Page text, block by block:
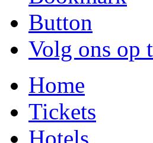
Volg ons op
Home
Tickets